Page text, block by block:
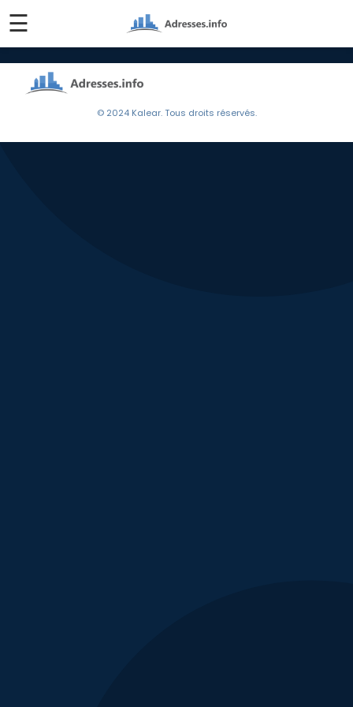
☰
© 2024 Kalear. Tous droits réservés.